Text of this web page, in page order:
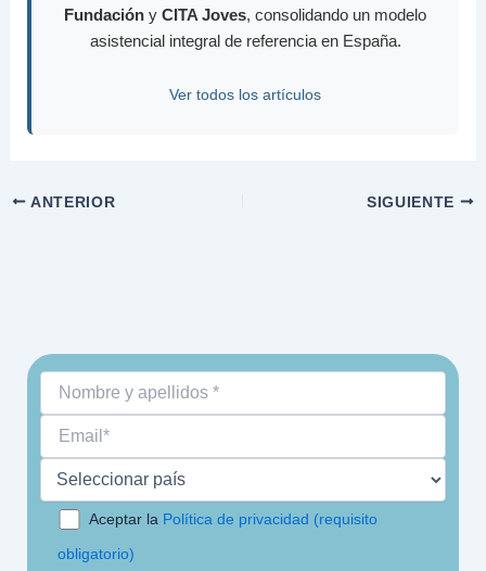
Fundación y CITA Joves, consolidando un modelo
asistencial integral de referencia en España.
Ver todos los artículos
ANTERIOR SIGUIENTE
Aceptar la Política de privacidad (requisito
obligatorio)